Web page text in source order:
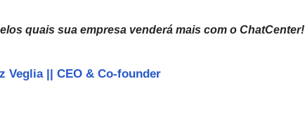
quais sua empresa venderá mais com o ChatCenter!
Veglia || CEO & Co-founder